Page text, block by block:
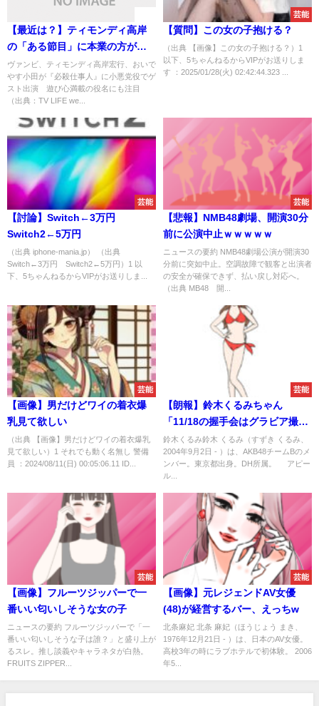
【最近は？】ティモンディ高岸
の「ある節目」に本業の方が心
配な事態に
ヴァンビ、ティモンディ高岸宏行、おいで
やす小田が『必殺仕事人』に小悪党役でゲ
スト出演 遊び心満載の役名にも注目
（出典：TV LIFE we...
芸能
【質問】この女の子抱ける？
（出典 【画像】この女の子抱ける？）1
以下、5ちゃんねるからVIPがお送りしま
す ：2025/01/28(火) 02:42:44.323 ...
芸能
【討論】Switch←3万円
Switch2←5万円
（出典 iphone-mania.jp） （出典
Switch←3万円 Switch2←5万円）1 以
下、5ちゃんねるからVIPがお送りしま...
芸能
【悲報】NMB48劇場、開演30分
前に公演中止ｗｗｗｗｗ
ニュースの要約 NMB48劇場公演が開演30
分前に突如中止。空調故障で観客と出演者
の安全が確保できず、払い戻し対応へ。
（出典 MB48 開...
芸能
【画像】男だけどワイの着衣爆
乳見て欲しい
（出典 【画像】男だけどワイの着衣爆乳
見て欲しい）1 それでも動く名無し 警備
員 ：2024/08/11(日) 00:05:06.11 ID...
芸能
【朗報】鈴木くるみちゃん
「11/18の握手会はグラビア撮影
の時の格好します」
鈴木くるみ鈴木 くるみ（すずき くるみ、
2004年9月2日 - ）は、AKB48チームBのメ
ンバー。東京都出身。DH所属。 アピー
ル...
芸能
【画像】フルーツジッパーで一
番いい匂いしそうな女の子
ニュースの要約 フルーツジッパーで「一
番いい匂いしそうな子は誰？」と盛り上が
るスレ。推し談義やキャラネタが白熱。
FRUITS ZIPPER...
芸能
【画像】元レジェンドAV女優
(48)が経営するバー、えっちw
北条麻妃 北条 麻妃（ほうじょう まき、
1976年12月21日 - ）は、日本のAV女優。
高校3年の時にラブホテルで初体験。 2006
年5...